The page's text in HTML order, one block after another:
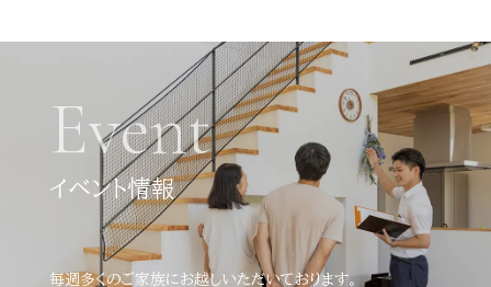
Event
イベント情報
毎週多くのご家族にお越しいただいております。